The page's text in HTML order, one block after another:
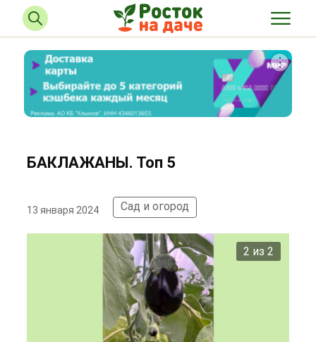
БАКЛАЖАНЫ. Топ 5
13 января 2024 Сад и огород
2 из 2